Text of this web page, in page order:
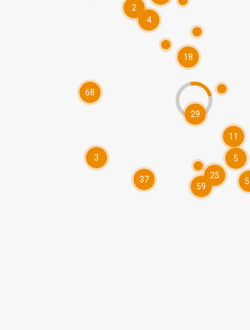
25
29
59
68
18
4
37
11
2
3 5